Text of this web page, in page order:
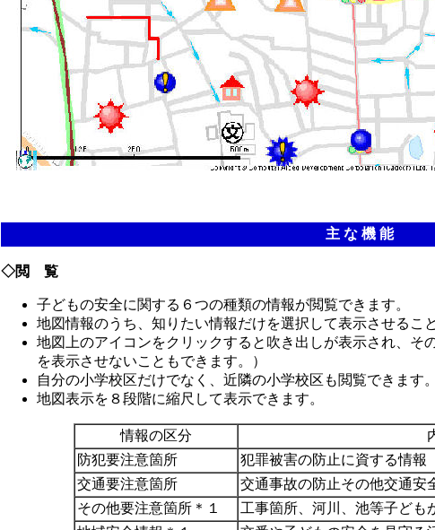
主 な 機 能
◇閲 覧
子どもの安全に関する６つの種類の情報が閲覧できます。
地図情報のうち、知りたい情報だけを選択して表示させるこ
地図上のアイコンをクリックすると吹き出しが表示され、そ
を表示させないこともできます。）
自分の小学校区だけでなく、近隣の小学校区も閲覧できます。
地図表示を８段階に縮尺して表示できます。
情報の区分
防犯要注意箇所
犯罪被害の防止に資する情報
交通要注意箇所
交通事故の防止その他交通安
その他要注意箇所＊１
工事箇所、河川、池等子ども